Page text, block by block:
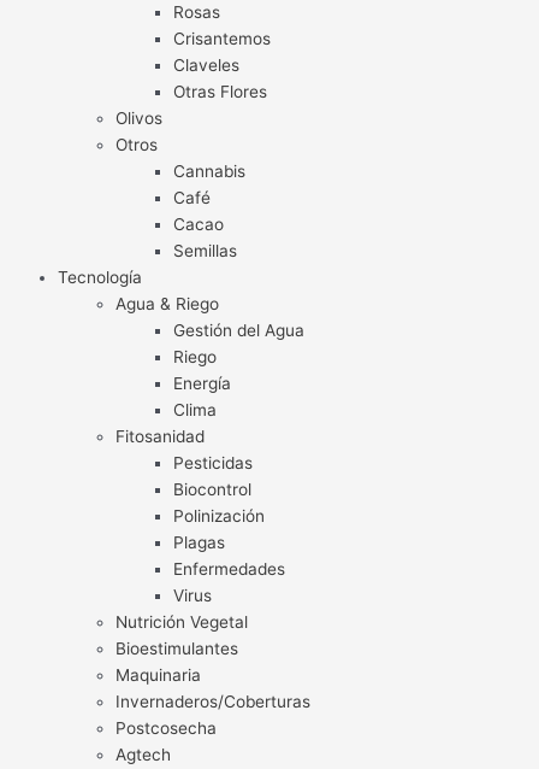
Rosas
Crisantemos
Claveles
Otras Flores
Olivos
Otros
Cannabis
Café
Cacao
Semillas
Tecnología
Agua & Riego
Gestión del Agua
Riego
Energía
Clima
Fitosanidad
Pesticidas
Biocontrol
Polinización
Plagas
Enfermedades
Virus
Nutrición Vegetal
Bioestimulantes
Maquinaria
Invernaderos/Coberturas
Postcosecha
Agtech